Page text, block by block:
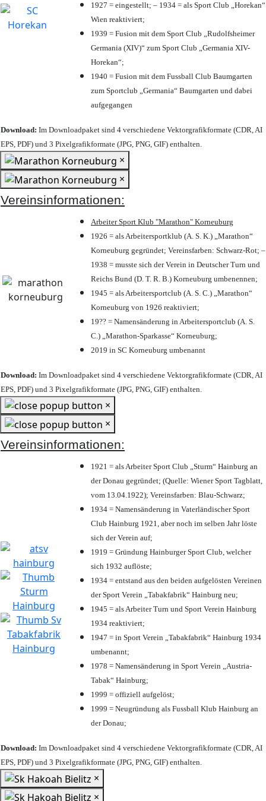
1927 = eingestellt; – 1934 = als Sport Club „Horekan“
Wien reaktiviert;
1939 = Fusion mit dem Sport Club „Rudolfsheimer
Germania (XIV)“ zum Sport Club „Germania XIV-
Horekan“;
1940 = Fusion mit dem Fussball Club Baumgarten
zum Sportclub „Germania“ Baumgarten und dabei
aufgegangen
Download: Im Downloadpaket sind 4 verschiedene Vektorgrafikformate (CDR, AI
EPS, PDF) und 3 Pixelgrafikformate (JPG, PNG, GIF) enthalten.
×
×
Vereinsinformationen:
Arbeiter Sport Klub "Marathon" Korneuburg
1926 = als Arbeitersportklub (A. S. K.) „Marathon“
Korneuburg gegründet; Vereinsfarben: Schwarz-Rot; –
1938 = musste sich der Verein in Deutscher Turn und
Reichs Bund (D. T. R. B.) Korneuburg umbenennen;
1945 = als Arbeitersportclub (A. S. C.) „Marathon“
Korneuburg von 1926 reaktiviert;
19?? = Namensänderung in Arbeitersportclub (A. S.
C.) „Marathon-Sparkasse“ Korneuburg;
2019 in SC Korneuburg umbenannt
Download: Im Downloadpaket sind 4 verschiedene Vektorgrafikformate (CDR, AI
EPS, PDF) und 3 Pixelgrafikformate (JPG, PNG, GIF) enthalten.
×
×
Vereinsinformationen:
1921 = als Arbeiter Sport Club „Sturm“ Hainburg an
der Donau gegründet; (Quelle: Wiener Sport Tagblatt,
vom 13.04.1922); Vereinsfarben: Blau-Schwarz;
1934 = Namensänderung in Vaterländischer Sport
Club Hainburg 1921, aber noch im selben Jahr löste
sich der Verein auf;
1919 = Gründung Hainburger Sport Club, welcher
sich 1932 auflöste;
1934 = entstand aus den beiden aufgelösten Vereinen
der Sport Verein „Tabakfabrik“ Hainburg neu;
1945 = als Arbeiter Turn und Sport Verein Hainburg
1934 reaktiviert;
1947 = in Sport Verein „Tabakfabrik“ Hainburg 1934
umbenannt;
1978 = Namensänderung in Sport Verein „Austria-
Tabak“ Hainburg;
1999 = offiziell aufgelöst;
1999 = Neugründung als Fussball Klub Hainburg an
der Donau;
Download: Im Downloadpaket sind 4 verschiedene Vektorgrafikformate (CDR, AI
EPS, PDF) und 3 Pixelgrafikformate (JPG, PNG, GIF) enthalten.
×
×